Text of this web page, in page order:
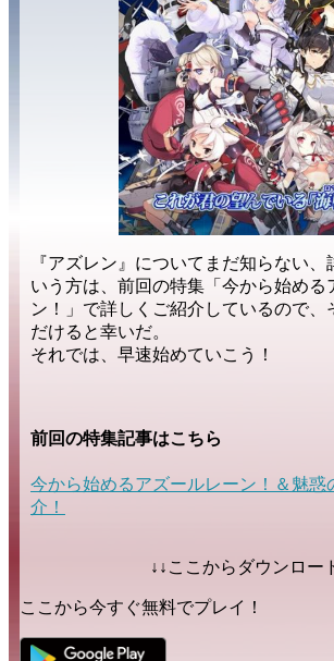
『アズレン』について まだ知らない、
いう方は、前回の特集 「今から始め
ン！」 で詳しくご紹介しているので、
だけると幸いだ。
それでは、早速始めていこう！
前回の特集記事はこちら
今から始めるアズールレーン！＆魅惑
介！
↓↓ここからダウンロー
ここから今すぐ無料でプレイ！